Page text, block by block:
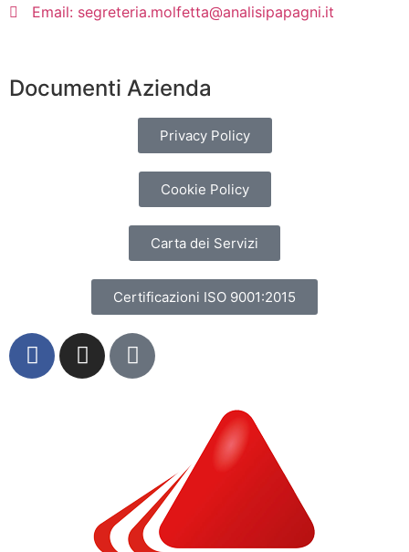
Email: segreteria.molfetta@analisipapagni.it
Documenti Azienda
Privacy Policy
Cookie Policy
Carta dei Servizi
Certificazioni ISO 9001:2015